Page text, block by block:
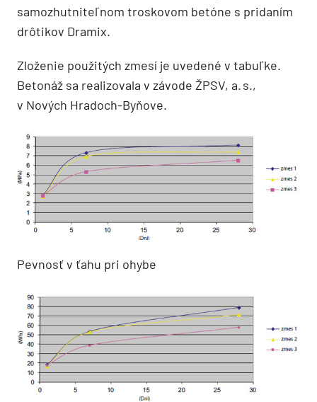
samozhutniteľnom troskovom betóne s pridaním
drôtikov Dramix.
Zloženie použitých zmesí je uvedené v tabuľke.
Betonáž sa realizovala v závode ŽPSV, a. s.,
v Nových Hradoch-Byňove.
Pevnosť v ťahu pri ohybe